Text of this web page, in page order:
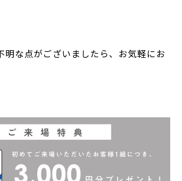
明な点がございましたら、お気軽にお